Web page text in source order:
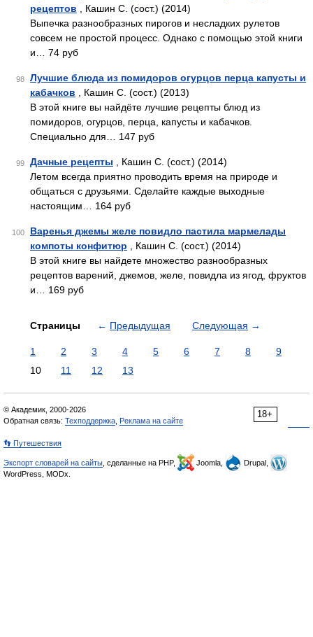
рецептов , Кашин С. (сост.) (2014)
Выпечка разнообразных пирогов и несладких рулетов
совсем не простой процесс. Однако с помощью этой книги
и… 74 руб
98
Лучшие блюда из помидоров огурцов перца капусты и
кабачков , Кашин С. (сост.) (2013)
В этой книге вы найдёте лучшие рецепты блюд из
помидоров, огурцов, перца, капусты и кабачков.
Специально для… 147 руб
99 Дачные рецепты , Кашин С. (сост.) (2014)
Летом всегда приятно проводить время на природе и
общаться с друзьями. Сделайте каждые выходные
настоящим… 164 руб
100
Варенья джемы желе повидло пастила мармелады
компоты конфитюр , Кашин С. (сост.) (2014)
В этой книге вы найдете множество разнообразных
рецептов варений, джемов, желе, повидла из ягод, фруктов
и… 169 руб
Страницы ← Предыдущая Следующая →
1 2 3 4 5 6 7 8
9
10
11 12 13
18+
© Академик, 2000-2026
Обратная связь: Техподдержка Реклама на сайте
👣 Путешествия
Экспорт словарей на сайты , сделанные на PHP, Joomla,
Drupal,
WordPress, MODx.